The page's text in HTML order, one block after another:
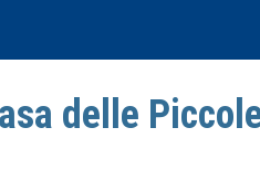
delle